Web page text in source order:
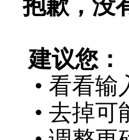
抱歉，没
建议您：
• 看看
• 去掉可